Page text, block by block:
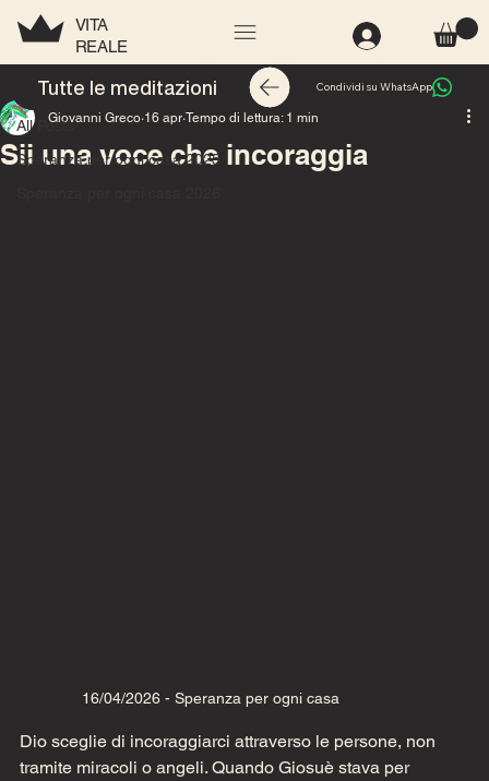
VITA
REALE
All Posts
Speranza per ogni casa 2025
All Posts
Sii una voce che incoraggia
Giovanni Greco 16 apr Tempo di lettura: 1 min
16/04/2026 - Speranza per ogni casa
Dio sceglie di incoraggiarci attraverso le persone, non
tramite miracoli o angeli. Quando Giosuè stava per
Tutte le meditazioni Condividi su WhatsApp